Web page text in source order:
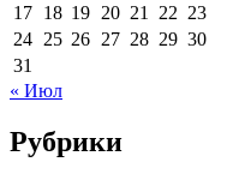
17 18 19 20 21 22 23
24 25 26 27 28 29 30
31
« Июл
Рубрики